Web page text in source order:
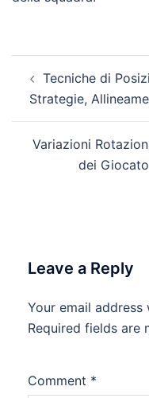
navigation
Tecniche di
Strategie,
Variazioni
dei
Leave a Reply
Your email
Required fields are
Comment *